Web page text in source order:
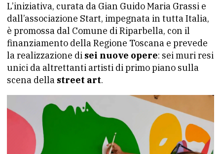
L’iniziativa, curata da Gian Guido Maria Grassi e
dall’associazione Start, impegnata in tutta Italia,
è promossa dal Comune di Riparbella, con il
finanziamento della Regione Toscana e prevede
la realizzazione di sei nuove opere: sei muri resi
unici da altrettanti artisti di primo piano sulla
scena della street art.